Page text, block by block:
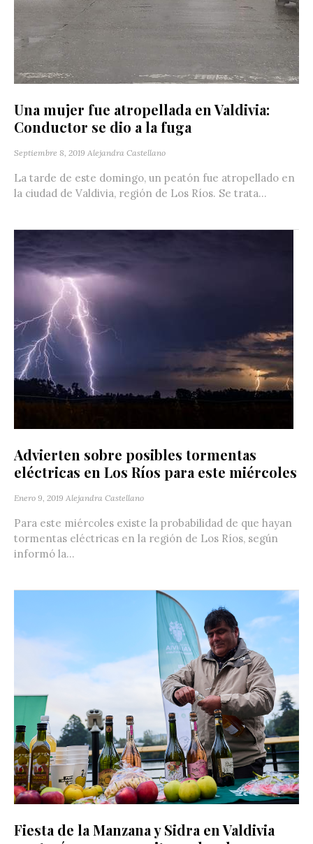
Una mujer fue atropellada en Valdivia:
Conductor se dio a la fuga
Septiembre 8, 2019 Alejandra Castellano
La tarde de este domingo, un peatón fue atropellado en
la ciudad de Valdivia, región de Los Ríos. Se trata...
Advierten sobre posibles tormentas
eléctricas en Los Ríos para este miércoles
Enero 9, 2019 Alejandra Castellano
Para este miércoles existe la probabilidad de que hayan
tormentas eléctricas en la región de Los Ríos, según
informó la...
Fiesta de la Manzana y Sidra en Valdivia